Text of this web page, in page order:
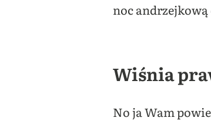
noc andrzejkową
Wiśnia
No ja Wam